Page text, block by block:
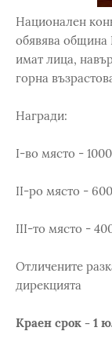
Национален
обявява община
имат лица,
горна
Награди:
І-во място -
ІІ-ро място -
ІІІ-то място -
Отличените
дирекцията
Краен срок - 1